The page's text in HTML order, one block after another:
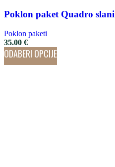
Poklon paket Quadro slani
Poklon paketi
35.00 €
ODABERI OPCIJE